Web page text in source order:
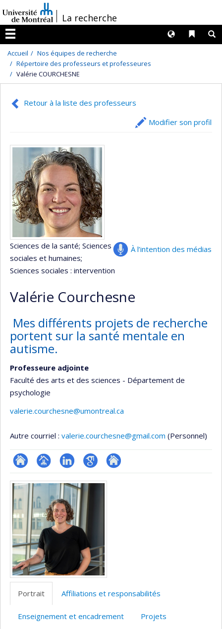
au
contenu
/La recherche
Menu
Liens
Langues
Accueil
Nos équipes de recherche
Répertoire des professeurs et professeures
Valérie COURCHESNE
Retour à la liste des professeurs
Modifier son profil
À l’intention des médias
Sciences de la santé; Sciences
sociales et humaines;
Sciences sociales : intervention
Valérie Courchesne
Mes différents projets de recherche
portent sur la santé mentale en
autisme.
Professeure adjointe
Faculté des arts et des sciences - Département de
psychologie
valerie.courchesne@umontreal.ca
Autre courriel : valerie.courchesne@gmail.com (Personnel)
ResearchGate
Page
professionnelle
(faculté,département,école)
LinkedInGoogle
Scholar
Autre
Médias
Portrait Affiliations et responsabilités
Enseignement et encadrement Projets